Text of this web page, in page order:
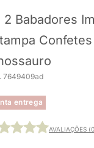
2 Babadores
7649409ad
entrega
AVALIAÇÕES